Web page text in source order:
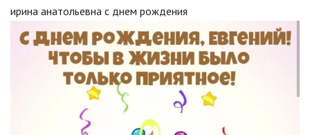
ирина анатольевна с днем рождения